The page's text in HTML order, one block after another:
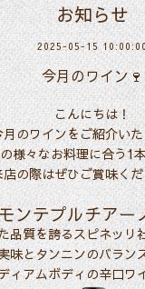
お知らせ
2025-05-15 10:00:00
今月のワイン🍷
こんにちは！
月のワインをご紹介い
様々なお料理に合う1
店の際はぜひご賞味く
ンテプルチアー
品質を誇るスピネッリ
味とタンニンのバラン
ィアムボディの辛口ワ